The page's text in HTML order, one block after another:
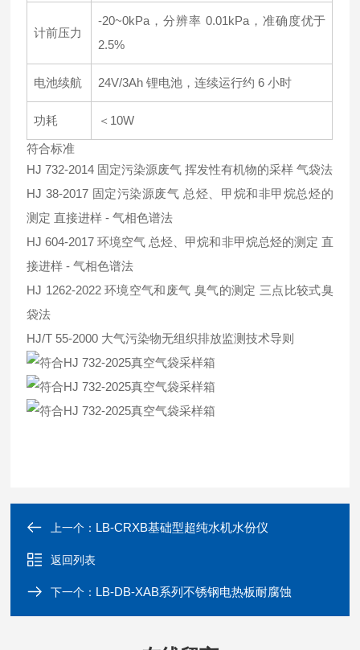
计前压力
-20~0kPa，分辨率 0.01kPa，准确度优于
2.5%
电池续航 24V/3Ah 锂电池，连续运行约 6 小时
功耗 ＜10W
符合标准
HJ 732-2014 固定污染源废气 挥发性有机物的采样 气袋法
HJ 38-2017 固定污染源废气 总烃、甲烷和非甲烷总烃的
测定 直接进样 - 气相色谱法
HJ 604-2017 环境空气 总烃、甲烷和非甲烷总烃的测定 直
接进样 - 气相色谱法
HJ 1262-2022 环境空气和废气 臭气的测定 三点比较式臭
袋法
HJ/T 55-2000 大气污染物无组织排放监测技术导则
上一个： LB-CRXB基础型超纯水机水份仪
返回列表
下一个： LB-DB-XAB系列不锈钢电热板耐腐蚀